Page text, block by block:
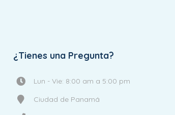
¿Tienes una Pregunta?
Lun - Vie: 8:00 am a 5:00 pm
Ciudad de Panamá